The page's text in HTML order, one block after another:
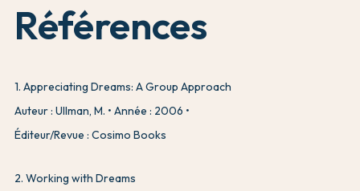
Références
1. Appreciating Dreams: A Group Approach
Auteur : Ullman, M.
Année : 2006
Éditeur/Revue : Cosimo Books
2. Working with Dreams